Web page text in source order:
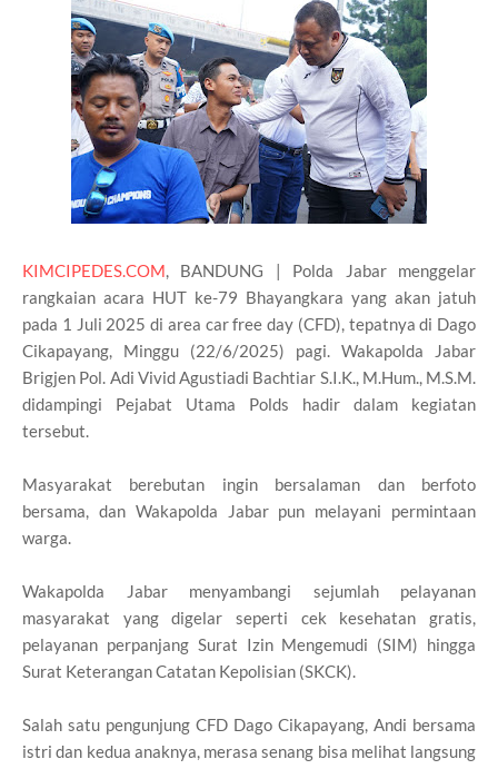
KIMCIPEDES.COM, BANDUNG | Polda Jabar menggelar
rangkaian acara HUT ke-79 Bhayangkara yang akan jatuh
pada 1 Juli 2025 di area car free day (CFD), tepatnya di Dago
Cikapayang, Minggu (22/6/2025) pagi. Wakapolda Jabar
Brigjen Pol. Adi Vivid Agustiadi Bachtiar S.I.K., M.Hum., M.S.M.
didampingi Pejabat Utama Polds hadir dalam kegiatan
tersebut.
Masyarakat berebutan ingin bersalaman dan berfoto
bersama, dan Wakapolda Jabar pun melayani permintaan
warga.
Wakapolda Jabar menyambangi sejumlah pelayanan
masyarakat yang digelar seperti cek kesehatan gratis,
pelayanan perpanjang Surat Izin Mengemudi (SIM) hingga
Surat Keterangan Catatan Kepolisian (SKCK).
Salah satu pengunjung CFD Dago Cikapayang, Andi bersama
istri dan kedua anaknya, merasa senang bisa melihat langsung